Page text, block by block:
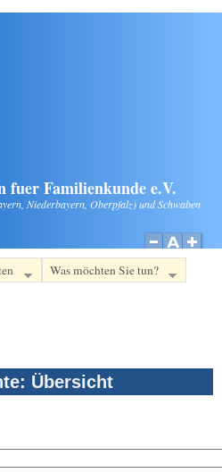
fuer Familienkunde e.V.
Niederbayern, Oberpfalz) und Schwaben
Was möchten Sie tun?
Übersicht